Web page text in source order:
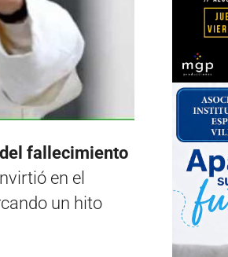
fallecimiento
en el
un hito